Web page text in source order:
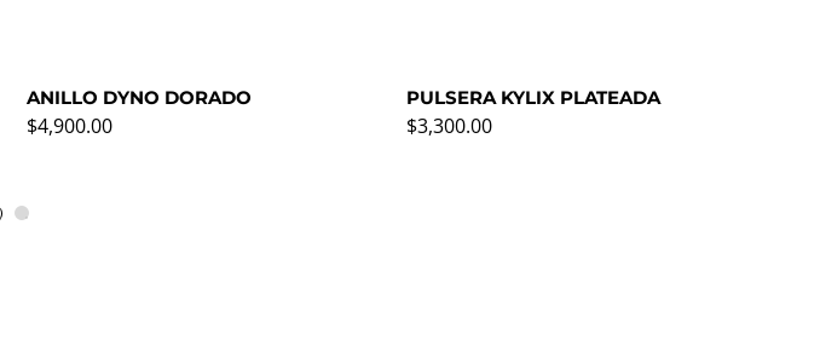
ANILLO DYNO DORADO
Precio normal
$4,900.00
PULSERA KYLIX PLATEADA
Precio normal
$3,300.00